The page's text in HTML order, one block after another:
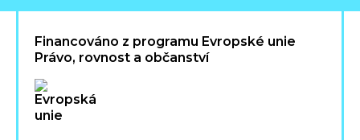
Financováno z programu Evropské unie
Právo, rovnost a občanství